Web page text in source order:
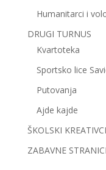
Humanitarci i
DRUGI TURNUS
Kvartoteka
Sportsko lice
Putovanja
Ajde kajde
ŠKOLSKI KREATIVCI
ZABAVNE